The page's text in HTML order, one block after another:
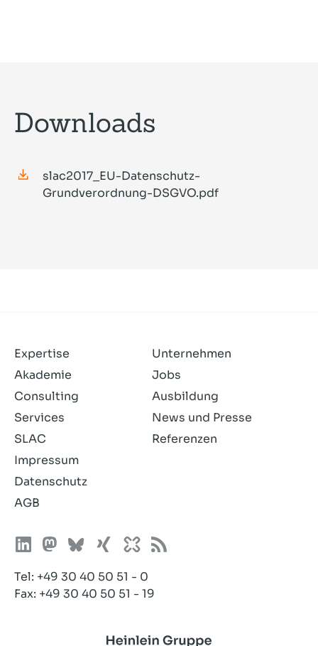
Downloads
slac2017_EU-Datenschutz-
Grundverordnung-DSGVO.pdf
Expertise
Akademie
Consulting
Services
SLAC
Unternehmen
Jobs
Ausbildung
News und Presse
Referenzen
Impressum
Datenschutz
AGB
Tel: +49 30 40 50 51 - 0
Fax: +49 30 40 50 51 - 19